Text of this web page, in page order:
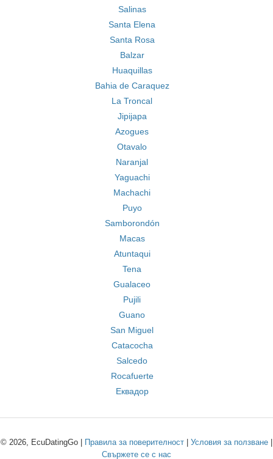
Salinas
Santa Elena
Santa Rosa
Balzar
Huaquillas
Bahia de Caraquez
La Troncal
Jipijapa
Azogues
Otavalo
Naranjal
Yaguachi
Machachi
Puyo
Samborondón
Macas
Atuntaqui
Tena
Gualaceo
Pujili
Guano
San Miguel
Catacocha
Salcedo
Rocafuerte
Еквадор
© 2026, EcuDatingGo | Правила за поверителност Условия за ползване
Свържете се с нас